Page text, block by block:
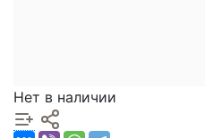
Нет в наличии